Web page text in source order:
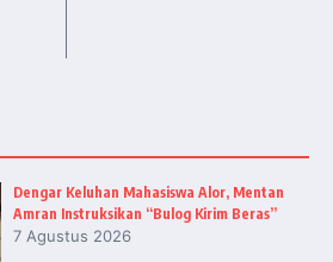
Dengar Keluhan Mahasiswa Alor, Mentan
Amran Instruksikan “Bulog Kirim Beras”
7 Agustus 2026